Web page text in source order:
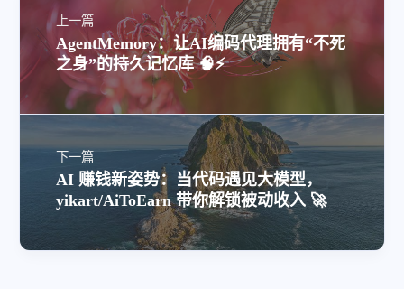
上一篇
AgentMemory：让AI编码代理拥有“不死
之身”的持久记忆库 🧠⚡
下一篇
AI 赚钱新姿势：当代码遇见大模型，
yikart/AiToEarn 带你解锁被动收入 🚀